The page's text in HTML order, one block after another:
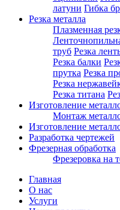
латуни Гибка
Резка металла
Плазменная
труб Резка
Резка балки
прутка Резка
Резка
Резка титана
Изготовление
Монтаж
Изготовление
Разработка чертежей
Фрезерная обработка
Фрезеровка на
Главная
О нас
Услуги